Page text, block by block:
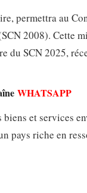
permettra au
2008). Cette
du SCN 2025,
WHATSAPP
et services
pays riche en